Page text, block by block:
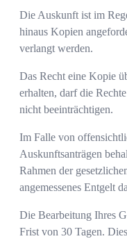
Die Auskunft ist im
hinaus Kopien
verlangt werden.
Das Recht eine Kopie
erhalten, darf die
nicht beeinträchtigen.
Im Falle von
Auskunftsanträgen
Rahmen der
angemessenes Entgelt
Die Bearbeitung Ihres
Frist von 30 Tagen.